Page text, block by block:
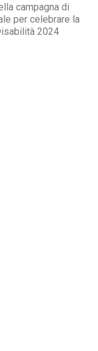
campagna di
per celebrare la
2024